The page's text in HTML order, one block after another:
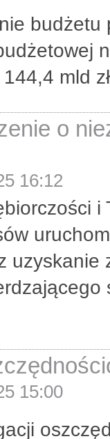
mld
o
16:12
i
15:00